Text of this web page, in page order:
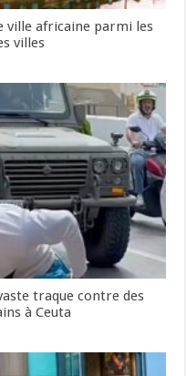
ville africaine parmi les
villes
traque contre des
à Ceuta